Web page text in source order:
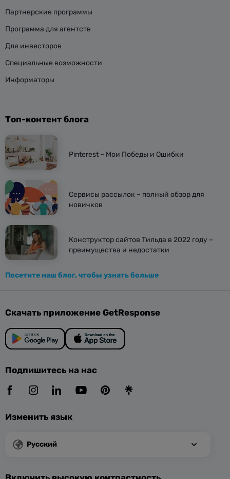
Партнерские программы
Программа для агентств
Для инвесторов
Специальные возможности
Информаторы
Топ-контент блога
Pinterest – Мои Победы и Ошибки
Сервисы рассылок – полный обзор для
новичков
Конструктор сайтов Тильда в 2022 году –
преимущества и недостатки
Посетите наш блог, чтобы узнать больше
Скачать приложение GetResponse
Подпишитесь на нас
Изменить язык
Русский